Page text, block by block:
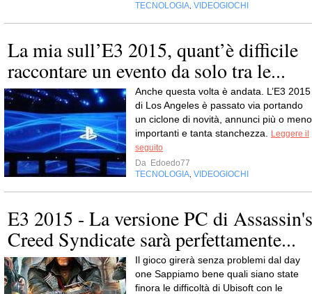
TECNOLOGIA VIDEOGIOCHI
La mia sull’E3 2015, quant’è difficile
raccontare un evento da solo tra le...
Anche questa volta è andata. L’E3 2015
di Los Angeles è passato via portando
un ciclone di novità, annunci più o meno
importanti e tanta stanchezza.
Leggere il
seguito
Da Edoedo77
TECNOLOGIA VIDEOGIOCHI
E3 2015 - La versione PC di Assassin's
Creed Syndicate sarà perfettamente...
Il gioco girerà senza problemi dal day
one Sappiamo bene quali siano state
finora le difficoltà di Ubisoft con le